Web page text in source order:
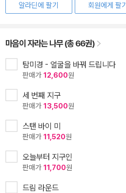
알라딘에 팔기
회원에게 팔기
마음이 자라는 나무 (총 66권)
탐미경 - 얼굴을 바꿔 드립니다
판매가 12,600원
세 번째 지구
판매가 13,500원
스탠 바이 미
판매가 11,520원
오늘부터 지구인
판매가 11,700원
드림 라운드